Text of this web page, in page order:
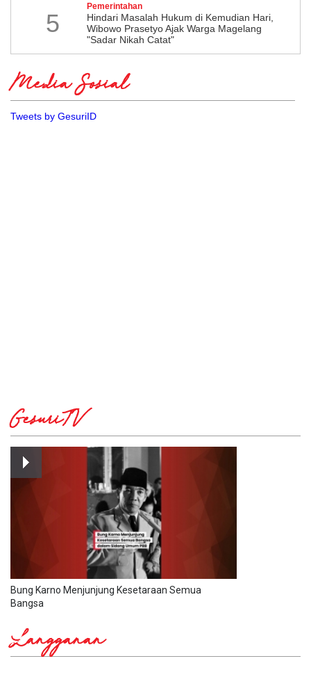
5
Pemerintahan
Hindari Masalah Hukum di Kemudian Hari,
Wibowo Prasetyo Ajak Warga Magelang
"Sadar Nikah Catat"
Media Sosial
Tweets by GesuriID
GesuriTV
Bung Karno Menjunjung Kesetaraan Semua
Bangsa
Langganan